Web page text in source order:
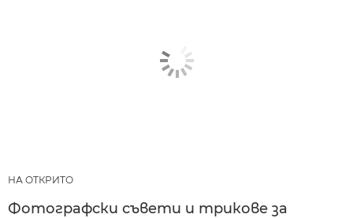
НА ОТКРИТО
Фотографски съвети и трикове за